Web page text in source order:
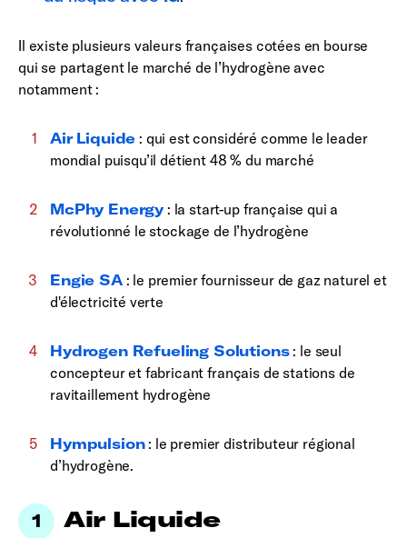
Il existe plusieurs valeurs françaises cotées en bourse
qui se partagent le marché de l’hydrogène avec
notamment :
Air Liquide : qui est considéré comme le leader
mondial puisqu’il détient 48 % du marché
McPhy Energy: la start-up française qui a
révolutionné le stockage de l’hydrogène
Engie SA: le premier fournisseur de gaz naturel et
d'électricité verte
Hydrogen Refueling Solutions: le seul
concepteur et fabricant français de stations de
ravitaillement hydrogène
Hympulsion: le premier distributeur régional
d’hydrogène.
Air Liquide